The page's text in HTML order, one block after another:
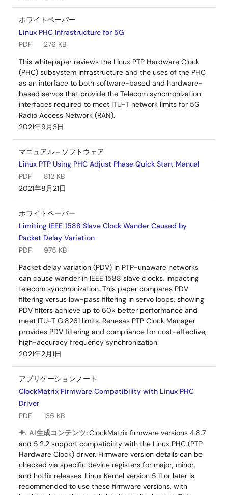
ホワイトペーパー
Linux PHC Infrastructure for 5G
PDF
276 KB
This whitepaper reviews the Linux PTP Hardware Clock
(PHC) subsystem infrastructure and the uses of the PHC
as an interface to both software-based and hardware-
based servos that provide the Telecom synchronization
interfaces required to meet ITU-T network limits for 5G
Radio Access Network (RAN).
2021年9月3日
マニュアル－ソフトウェア
Linux PTP Using PHC Adjust Phase Quick Start Manual
PDF
812 KB
2021年8月21日
ホワイトペーパー
Limiting IEEE 1588 Slave Clock Wander Caused by
Packet Delay Variation
PDF
975 KB
Packet delay variation (PDV) in PTP-unaware networks
can cause wander in IEEE 1588 slave clocks, impacting
telecom synchronization. This paper compares PDV
filtering versus low-pass filtering in servo loops, showing
PDV filters achieve up to 60× better performance and
meet ITU-T G.8261 limits. Renesas PTP Clock Manager
provides PDV filtering and compliance for cost-effective,
high-accuracy frequency synchronization.
2021年2月1日
アプリケーションノート
ClockMatrix Firmware Compatibility with Linux PHC
Driver
PDF
135 KB
AI生成コンテンツ:ClockMatrix firmware versions 4.8.7
and 5.2.2 support compatibility with the Linux PHC (PTP
Hardware Clock) driver. Firmware version details can be
checked via specific device registers for major, minor,
and hotfix releases. Linux Kernel version 5.11 or later is
recommended to use these firmware versions, with